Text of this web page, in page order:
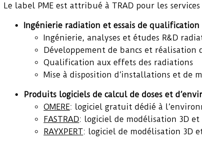
Le label PME est attribué à TRAD pour les
Ingénierie radiation et essais de
Ingénierie, analyses et études R&D
Développement de bancs et réalisation
Qualification aux effets des radiations
Mise à disposition d’installations et de
Produits logiciels de calcul de doses et
OMERE: logiciel gratuit dédié à
FASTRAD: logiciel de modélisation 3D et
RAYXPERT: logiciel de modélisation 3D